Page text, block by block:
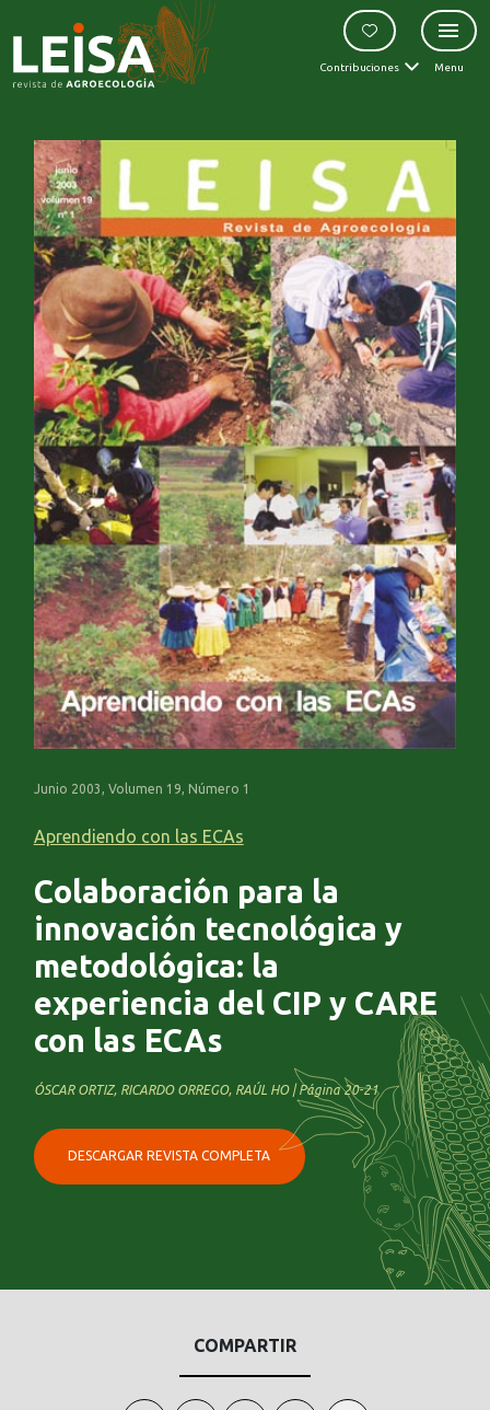
Contribuciones Menu
Junio 2003, Volumen 19, Número 1
Aprendiendo con las ECAs
Colaboración para la
innovación tecnológica y
metodológica: la
experiencia del CIP y CARE
con las ECAs
ÓSCAR ORTIZ, RICARDO ORREGO, RAÚL HO | Página 20-21
DESCARGAR REVISTA COMPLETA
COMPARTIR